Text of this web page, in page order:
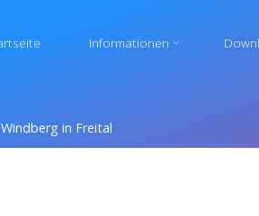
Informationen
in Freital